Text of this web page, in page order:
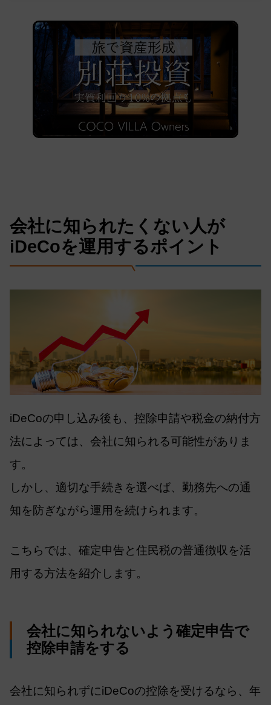
会社に知られたくない人が
iDeCoを運用するポイント
iDeCoの申し込み後も、控除申請や税金の納付方
法によっては、会社に知られる可能性がありま
す。
しかし、適切な手続きを選べば、勤務先への通
知を防ぎながら運用を続けられます。
こちらでは、確定申告と住民税の普通徴収を活
用する方法を紹介します。
会社に知られないよう確定申告で
控除申請をする
会社に知られずにiDeCoの控除を受けるなら、年